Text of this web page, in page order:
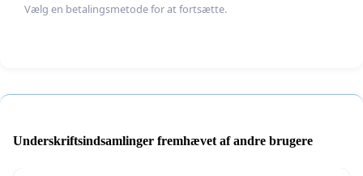
Vælg en betalingsmetode for at fortsætte.
Underskriftsindsamlinger fremhævet af andre brugere